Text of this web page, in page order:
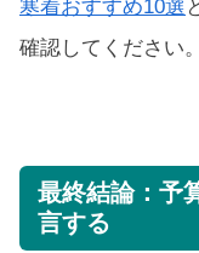
寒着おすすめ10選
確認してください。
最終結論：予
言する